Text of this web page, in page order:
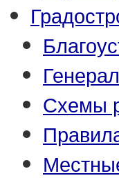
Схемы